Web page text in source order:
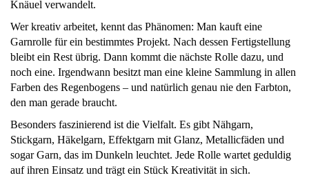
Knäuel verwandelt.
Wer kreativ arbeitet, kennt das Phänomen: Man kauft eine
Garnrolle für ein bestimmtes Projekt. Nach dessen Fertigstellung
bleibt ein Rest übrig. Dann kommt die nächste Rolle dazu, und
noch eine. Irgendwann besitzt man eine kleine Sammlung in allen
Farben des Regenbogens – und natürlich genau nie den Farbton,
den man gerade braucht.
Besonders faszinierend ist die Vielfalt. Es gibt Nähgarn,
Stickgarn, Häkelgarn, Effektgarn mit Glanz, Metallicfäden und
sogar Garn, das im Dunkeln leuchtet. Jede Rolle wartet geduldig
auf ihren Einsatz und trägt ein Stück Kreativität in sich.